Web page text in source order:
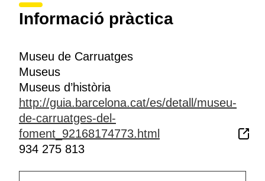
Informació pràctica
Museu de Carruatges
Museus
Museus d’història
http://guia.barcelona.cat/es/detall/museu-
de-carruatges-del-
foment_92168174773.html
934 275 813